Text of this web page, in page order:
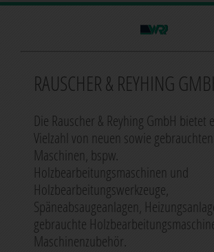
RAUSCHER & REYHING
Die Rauscher & Reyhing GmbH bietet
Vielzahl von neuen sowie gebrauchten
Maschinen, bspw.
Holzbearbeitungsmaschinen und
Holzbearbeitungswerkzeuge,
Späneabsaugeanlagen,
gebrauchte
Maschinenzubehör.